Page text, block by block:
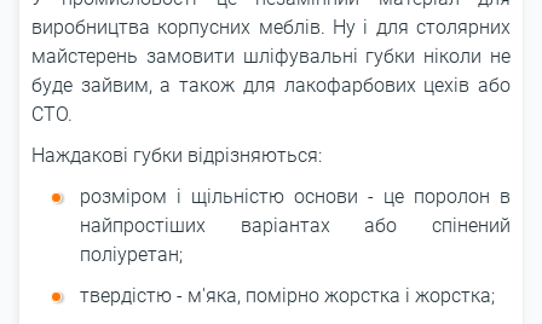
виробництва корпусних меблів. Ну і для столярних
майстерень замовити шліфувальні губки ніколи не
буде зайвим, а також для лакофарбових цехів або
СТО.
Наждакові губки відрізняються:
розміром і щільністю основи - це поролон в
найпростіших варіантах або спінений
поліуретан;
твердістю - м'яка, помірно жорстка і жорстка;